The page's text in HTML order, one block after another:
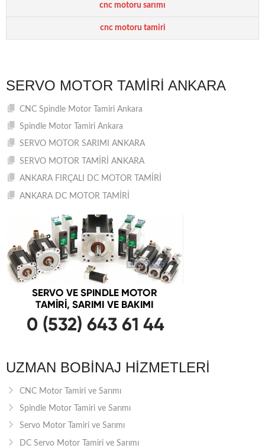
cnc motoru sarımı
cnc motoru tamiri
SERVO MOTOR TAMIRI ANKARA
CNC Spindle Motor Tamiri Ankara
Spindle Motor Tamiri Ankara
SERVO MOTOR SARIMI ANKARA
SERVO MOTOR TAMİRİ ANKARA
ANKARA FIRÇALI DC MOTOR TAMİRİ
ANKARA DC MOTOR TAMİRİ
UZMAN BOBINAJ HIZMETLERI
CNC Motor Tamiri ve Sarımı
Spindle Motor Tamiri ve Sarımı
Servo Motor Tamiri ve Sarımı
DC Servo Motor Tamiri ve Sarımı